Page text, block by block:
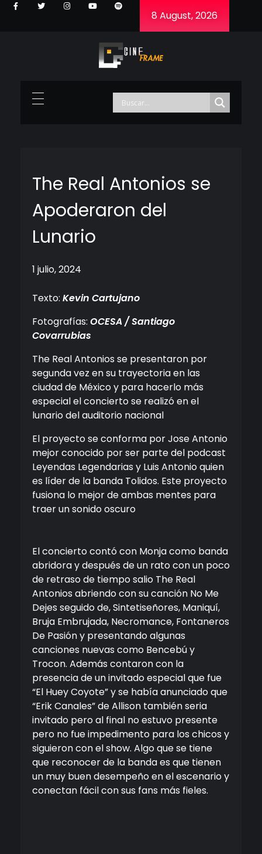
8 August, 2026
The Real Antonios se
Apoderaron del
Lunario
1 julio, 2024
Texto: Kevin Cartujano
Fotografías: OCESA / Santiago
Covarrubias
The Real Antonios se presentaron por
segunda vez en su trayectoria en las
ciudad de México y para hacerlo más
especial el concierto se realizó en el
lunario del auditorio nacional
El proyecto se conforma por Jose Antonio
mejor conocido por ser parte del podcast
Leyendas Legendarias y Luis Antonio quien
es líder de la banda Tolidos. Este proyecto
fusiona lo mejor de ambas mentes para
traer un sonido oscuro
El concierto contó con Monja como banda
abridora y después de un rato con un poco
de retraso de tiempo salio The Real
Antonios abriendo con su canción No Me
Dejes seguido de, Sintetiseñores, Maniquí,
Bruja Embrujada, Necromance, Fontaneros
De Pasión y presentando algunas
canciones nuevas como Bencebú y
Trocon. Además contaron con la
presencia de un invitado especial que fue
“El Huey Coyote” y se había anunciado que
“Erik Canales” de Allison también seria
invitado pero al final no estuvo presente
pero no fue impedimento para los chicos y
siguieron con el show. Algo que se tiene
que reconocer de la banda es que tienen
un muy buen desempeño en el escenario y
conectan fácil con sus fans más fieles.